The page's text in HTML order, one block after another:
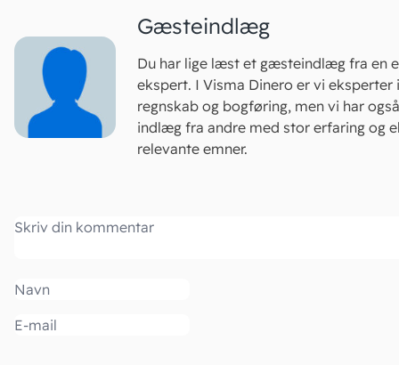
Gæsteindlæg
Du har lige læst et gæsteindlæg fra en
ekspert. I Visma Dinero er vi eksperter
regnskab og bogføring, men vi har
indlæg fra andre med stor erfaring og
relevante emner.
Kommentar
Navn
Email